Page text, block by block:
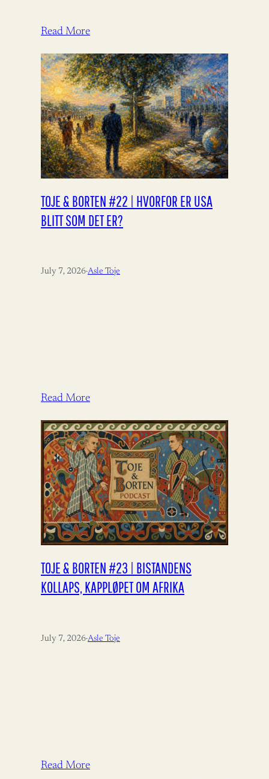
Read More
TOJE & BORTEN #22 | HVORFOR ER USA
BLITT SOM DET ER?
July 7, 2026·Asle Toje
Read More
TOJE & BORTEN #23 | BISTANDENS
KOLLAPS, KAPPLØPET OM AFRIKA
July 7, 2026·Asle Toje
Read More